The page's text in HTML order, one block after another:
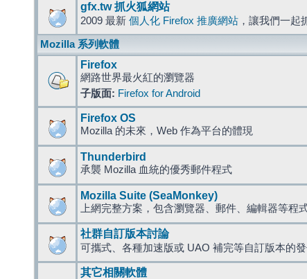
gfx.tw 抓火狐網站
2009 最新 個人化 Firefox 推廣網站 ，讓我們一起
Mozilla 系列軟體
Firefox
網路世界最火紅的瀏覽器
子版面: Firefox for Android
Firefox OS
Mozilla 的未來，Web 作為平台的體現
Thunderbird
承襲 Mozilla 血統的優秀郵件程式
Mozilla Suite (SeaMonkey)
上網完整方案，包含瀏覽器、郵件、編輯器等程
社群自訂版本討論
可攜式、各種加速版或 UAO 補完等自訂版本的
其它相關軟體